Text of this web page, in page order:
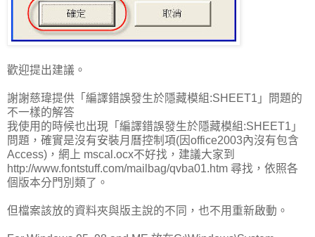
歡迎提出建議。
謝謝慈瑋提供「編譯錯誤發生於隱藏模組:SHEET1」問題的
不一樣的解答
我使用的時候也出現「編譯錯誤發生於隱藏模組:SHEET1」
問題，確實是沒有安裝月曆控制項(因office2003內沒有包含
Access)，網上 mscal.ocx不好找，建議大家到
http://www.fontstuff.com/mailbag/qvba01.htm 尋找，依照各
個版本分門別類了。
但檔案該放的資料夾與版主說的不同，也不用重新啟動。